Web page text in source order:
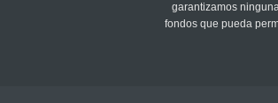
garantizamos
fondos que pueda